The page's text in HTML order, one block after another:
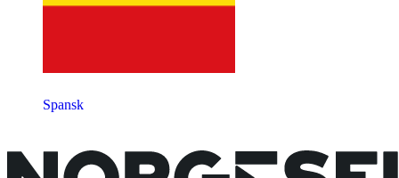
Spansk